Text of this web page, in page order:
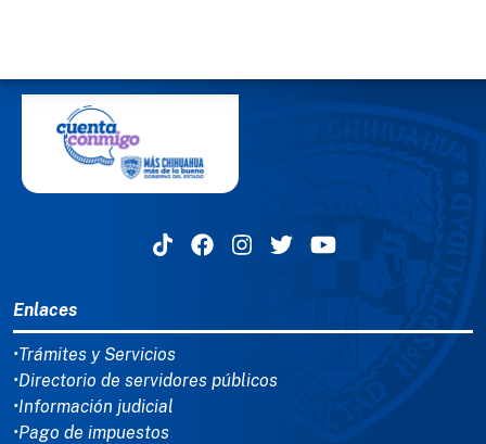
Enlaces
•Trámites y Servicios
•Directorio de servidores públicos
•Información judicial
•Pago de impuestos